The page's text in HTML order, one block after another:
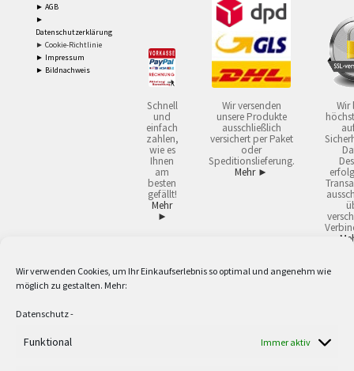
Wir verwenden Cookies, um Ihr Einkaufserlebnis so optimal und angenehm wie
möglich zu gestalten. Mehr:
Datenschutz-
Funktional Immer aktiv
► AGB
►
Datenschutzerklärung
► Cookie-Richtlinie
► Impressum
► Bildnachweis
Schnell
und
einfach
zahlen,
wie es
Ihnen
am
besten
gefällt!
Mehr
►
Wir versenden
unsere Produkte
ausschließlich
versichert per Paket
oder
Speditionslieferung.
Mehr ►
Wir
2 Lieferzeiten gelten mit Express-24.
Versandkostenfrei ab 59,90 € Nettowarenwert. Inseln ausgenommen. Unsere
Berufe zur Verwendung in der selbständigen, beruflichen oder gewerblichen